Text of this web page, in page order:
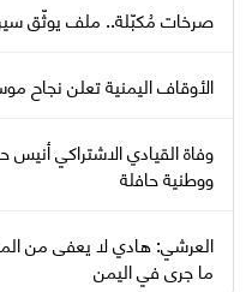
صرخات مُكبّلة.. ملف يوثّق سير
الأوقاف اليمنية تعلن نجاح موسم
وفاة القيادي الاشتراكي
ووطنية حافلة
العرشي: هادي لا يعفى من
ما جرى في اليمن